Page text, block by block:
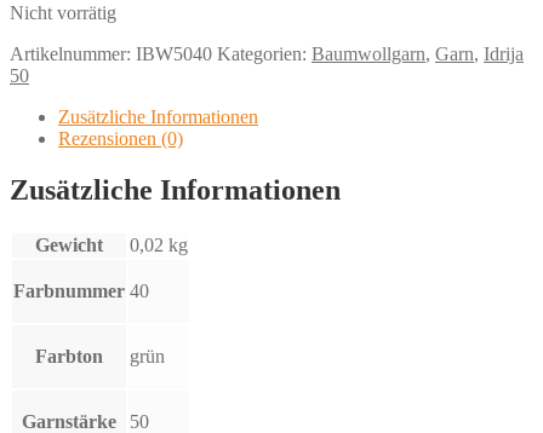
Nicht vorrätig
Artikelnummer: IBW5040 Kategorien: Baumwollgarn, Garn, Idrija
50
Zusätzliche Informationen
Rezensionen (0)
Zusätzliche Informationen
Gewicht 0,02 kg
Farbnummer 40
Farbton grün
Garnstärke 50